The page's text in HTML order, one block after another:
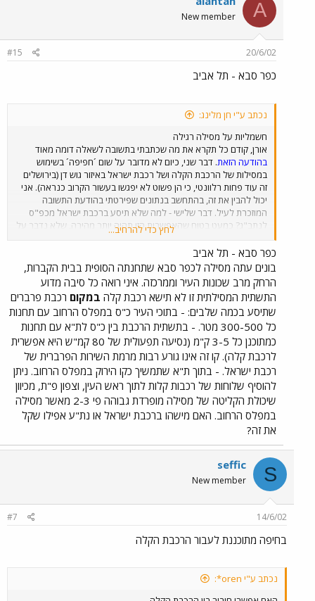
A
New member
20/6/02
#15
כפר סבא - תל אביב
נכתב ע"י חן מלינג:
חשמליות על מסילה רגילה
אורן, קודם כל תקרא את מה שכתבתי בתשובה לשאלה דומה מאוד
בהודעה הזאת. דבר שני, כיום לא מדובר על שום ´חפיפה´ בשימוש
במסילות של הרכבת הקלה ושל רכבת ישראל באיזור גוש דן (בירושלים
זה עוד פחות רלוונטי, כי הן פשוט לא יפגשו בעשור הקרוב כנראה). אני
יכול להבין את זה, בהתחשב בנתונים שפירטתי בהודעת התשובה
המוזכרת לעיל. דבר שלישי - למה שלא תיסע ברכבת ישראל מכפ"ס
לנתב"ג? כמעט בטוח שהאפשרות הזו תהיה יותר מהירה, שלא נדבר על
זה שהיא כנראה תהיה גם יותר מוקדם... וכמובן, אני לא יכול להתעלם
מהנושא של הפעל חשמליות על מסילות רגילות, כמו שלא התעלמתי
מזה בהודעת התשובה המקורית. כן. זה בהחלט אפשרי, אבל צריך לתכנן
את זה מראש, בעת בניית המערכת, וצריך גם הרבה יותר שיתוף פעולה
ורצון טוב הדדי ממה שקיים היום במדינה הזאת בשביל למנוע תוהו-ובוהו.
אל תשכחו שפרוזדור האיילון הוא פחות-או-יותר המקום העמוס והצפוף
ביותר ברכבת ישראל של היום ושל השנים הקרובות, ולפיכך לא יהיה ניתן
לסבול על אותה המסילה ´תחרות´ מצד החשמליות, שיהיו שייכות, כמובן,
לגורם אחר. ודבר אחרון - הרבה פרויקטים של ´רכבת קלה´ בעולם
הצליחו לבוא לידי התגשמות בשלושים השנים האחרונות רק מפני שעשו
שימוש בתוואי רכבת ישנים שהיו קיימים בערים הגדולות. בארץ זה כמובן
פחות רלוונטי, אבל אני משוכנע שקוראי הפורום יצליחו למצוא גם
אפשרויות כאלו.
לחץ כדי להרחיב...
כפר סבא - תל אביב
בונים עתה מסילה לכפר סבא שתחנתה הסופית בבית הקברות,
הרחק מרב שכונות העיר וממרכזה. איני רואה כל סיבה מדוע
התשתית המסילתית זו לא תישא רכבת קלה במקום רכבת פרברים
שתיסע בכמה שלבים: - בתוכי העיר כ"ס במפלס הרחוב עם תחנות
כל 300-500 מטר. - בתשתית הרכבת בין כ"ס לת"א עם תחנות
כמתוכנן כל 3-5 ק"מ (נסיעה תפעולית של 80 קמ"ש היא אפשרית
לרכבת קלה). קו זה אינו גורע רבות מרמת השירות הפרברית של
רכבת ישראל. - בתוך ת"א שתמשיך כקו הירוק במפלס הרחוב. ניתן
להוסיף שלוחות של רכבות קלות לתוך ראש העין, וצפון פ"ת, מכיוון
שיכולת הקליטה של מסילה מופרדת גבוהה פי 2-3 מאשר מסילה
במפלס הרחוב. האם מישהו ברכבת ישראל או נת"ע אפילו שקל
את זה?
S
seffic
New member
14/6/02
#7
בחיפה מתוכננת לעבור הרכבת הקלה
נכתב ע"י oren*: